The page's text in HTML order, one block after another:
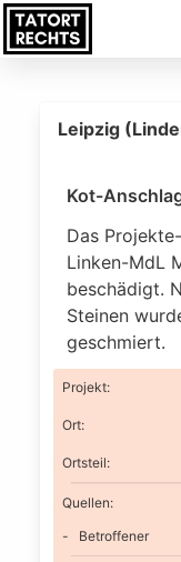
Leipzig
Kot-
Das
Linken-MdL
beschädigt.
Steinen
geschmiert.
Projekt:
Ort:
Ortsteil:
Quellen:
Betroffener